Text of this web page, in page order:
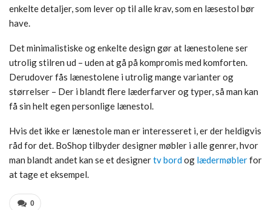
enkelte detaljer, som lever op til alle krav, som en læsestol bør
have.
Det minimalistiske og enkelte design gør at lænestolene ser
utrolig stilren ud – uden at gå på kompromis med komforten.
Derudover fås lænestolene i utrolig mange varianter og
størrelser – Der i blandt flere læderfarver og typer, så man kan
få sin helt egen personlige lænestol.
Hvis det ikke er lænestole man er interesseret i, er der heldigvis
råd for det. BoShop tilbyder designer møbler i alle genrer, hvor
man blandt andet kan se et designertv bordog lædermøblerfor
at tage et eksempel.
0